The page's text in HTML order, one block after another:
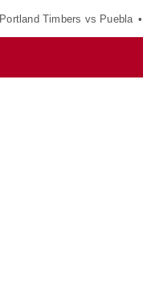
Portland Timbers vs Puebla